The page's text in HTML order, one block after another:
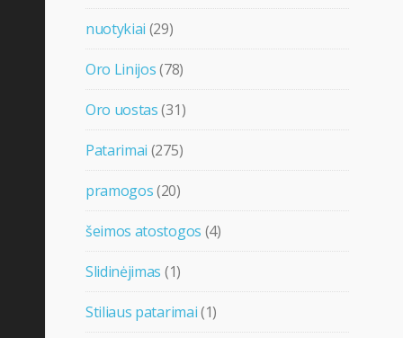
nuotykiai (29)
Oro Linijos(78)
Oro uostas(31)
Patarimai (275)
pramogos(20)
šeimos atostogos (4)
Slidinėjimas (1)
Stiliaus patarimai(1)